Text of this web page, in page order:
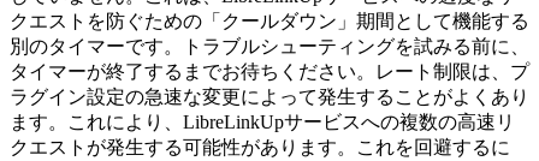
クエストを防ぐための「クールダウン」期間として機能する
別のタイマーです。トラブルシューティングを試みる前に、
タイマーが終了するまでお待ちください。レート制限は、プ
ラグイン設定の急速な変更によって発生することがよくあり
ます。これにより、LibreLinkUpサービスへの複数の高速リ
クエストが発生する可能性があります。これを回避するに